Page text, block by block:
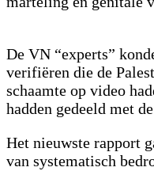
De VN “experts”
verifiëren die de
schaamte op video
hadden gedeeld met
Het nieuwste rapport
van systematisch